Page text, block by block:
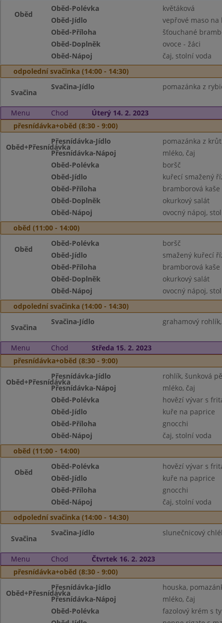
Oběd
Oběd-Polévka
květáková
Oběd-Jídlo
vepřové maso na
Oběd-Příloha
šťouchané
Oběd-Doplněk
ovoce - žáci
Oběd-Nápoj
čaj, stolní voda
odpolední svačinka (14:00 - 14:30)
Svačina
Svačina-Jídlo pomazánka z
Menu Chod
Úterý 14. 2. 2023
přesnídávka+oběd (8:30 - 9:00)
Oběd+Přesnídávka
Přesnídávka-Jídlo
pomazánka z
Přesnídávka-Nápoj
mléko, čaj
Oběd-Polévka
boršč
Oběd-Jídlo
kuřecí smažený
Oběd-Příloha
bramborová kaše
Oběd-Doplněk
okurkový salát
Oběd-Nápoj
ovocný nápoj,
oběd (11:00 - 14:00)
Oběd
Oběd-Polévka
boršč
Oběd-Jídlo
smažený kuřecí
Oběd-Příloha
bramborová kaše
Oběd-Doplněk
okurkový salát
Oběd-Nápoj
ovocný nápoj,
odpolední svačinka (14:00 - 14:30)
Svačina
Svačina-Jídlo grahamový
Menu Chod
Středa 15. 2. 2023
přesnídávka+oběd (8:30 - 9:00)
Oběd+Přesnídávka
Přesnídávka-Jídlo
rohlík, šunková
Přesnídávka-Nápoj
mléko, čaj
Oběd-Polévka
hovězí vývar s
Oběd-Jídlo
kuře na paprice
Oběd-Příloha
gnocchi
Oběd-Nápoj
čaj, stolní voda
oběd (11:00 - 14:00)
Oběd
Oběd-Polévka
hovězí vývar s
Oběd-Jídlo
kuře na paprice
Oběd-Příloha
gnocchi
Oběd-Nápoj
čaj, stolní voda
odpolední svačinka (14:00 - 14:30)
Svačina
Svačina-Jídlo slunečnicový
Menu Chod
Čtvrtek 16. 2. 2023
přesnídávka+oběd (8:30 - 9:00)
Oběd+Přesnídávka
Přesnídávka-Jídlo
houska,
Přesnídávka-Nápoj
mléko, čaj
Oběd-Polévka
fazolový krém s